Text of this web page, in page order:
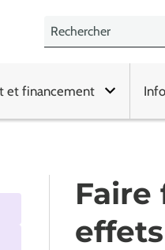
et financement
Faire